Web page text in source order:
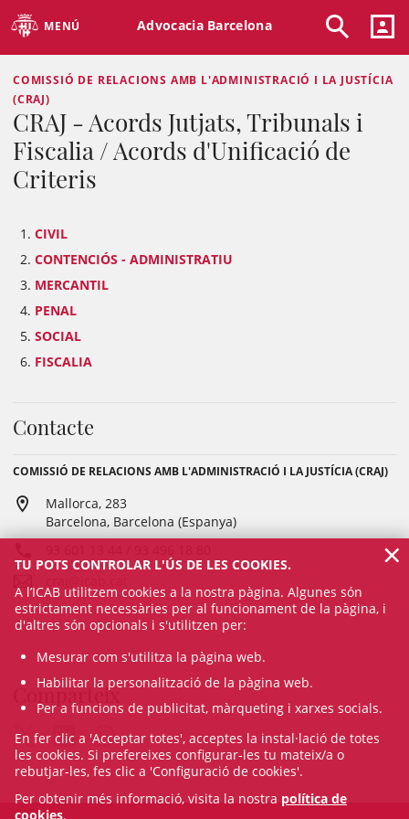
MENÚ Advocacia Barcelona
COMISSIÓ DE RELACIONS AMB L'ADMINISTRACIÓ I LA JUSTÍCIA
(CRAJ)
CRAJ - Acords Jutjats, Tribunals i
Fiscalia / Acords d'Unificació de
Criteris
CIVIL
CONTENCIÓS - ADMINISTRATIU
MERCANTIL
PENAL
SOCIAL
FISCALIA
Contacte
COMISSIÓ DE RELACIONS AMB L'ADMINISTRACIÓ I LA JUSTÍCIA (CRAJ)
Mallorca, 283
Barcelona, Barcelona (Espanya)
Comparteix
TU POTS CONTROLAR L'ÚS DE LES COOKIES.
A l’ICAB utilitzem cookies a la nostra pàgina. Algunes són
estrictament necessàries per al funcionament de la pàgina, i
d'altres són opcionals i s'utilitzen per:
Mesurar com s'utilitza la pàgina web.
Habilitar la personalització de la pàgina web.
Per a funcions de publicitat, màrqueting i xarxes socials.
En fer clic a 'Acceptar totes', acceptes la instal·lació de totes
les cookies. Si prefereixes configurar-les tu mateix/a o
rebutjar-les, fes clic a 'Configuració de cookies'.
Per obtenir més informació, visita la nostra política de
cookies.
×